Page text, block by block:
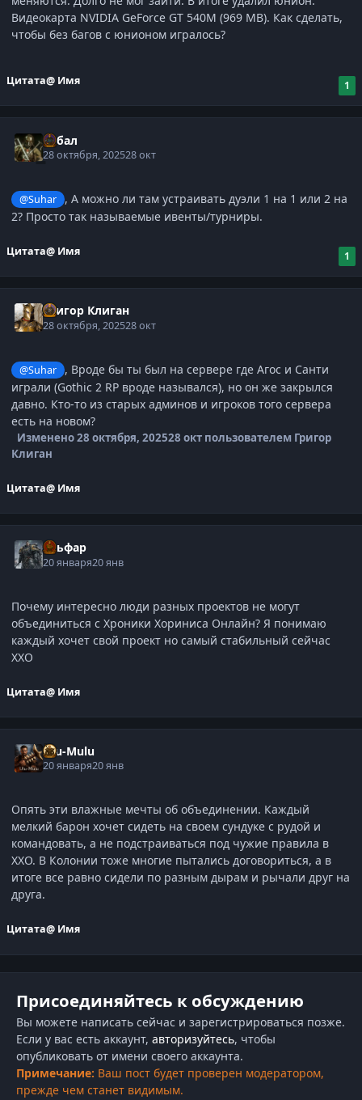
Видеокарта NVIDIA GeForce GT 540M (969 MB). Как сделать,
чтобы без багов с юнионом игралось?
Цитата@ Имя 1
Кабал
28 октября, 202528 окт
@Suhar
, А можно ли там устраивать дуэли 1 на 1 или 2 на
2? Просто так называемые ивенты/турниры.
Цитата@ Имя 1
Григор Клиган
28 октября, 202528 окт
@Suhar
, Вроде бы ты был на сервере где Агос и Санти
играли (Gothic 2 RP вроде назывался), но он же закрылся
давно. Кто-то из старых админов и игроков того сервера
есть на новом?
Изменено28 октября, 202528 октпользователем Григор
Клиган
Цитата@ Имя
Ульфар
20 января20 янв
Почему интересно люди разных проектов не могут
объединиться с Хроники Хориниса Онлайн? Я понимаю
каждый хочет свой проект но самый стабильный сейчас
ХХО
Цитата@ Имя
Ulu-Mulu
20 января20 янв
Опять эти влажные мечты об объединении. Каждый
мелкий барон хочет сидеть на своем сундуке с рудой и
командовать, а не подстраиваться под чужие правила в
ХХО. В Колонии тоже многие пытались договориться, а в
итоге все равно сидели по разным дырам и рычали друг на
друга.
Цитата@ Имя
Присоединяйтесь к обсуждению
Вы можете написать сейчас и зарегистрироваться позже.
Если у вас есть аккаунт, авторизуйтесь, чтобы
опубликовать от имени своего аккаунта.
Примечание: Ваш пост будет проверен модератором,
прежде чем станет видимым.